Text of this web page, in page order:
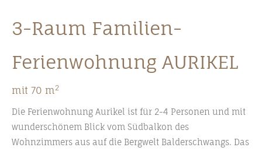
3-Raum Familien-
Ferienwohnung AURIKEL
mit 70 m2
Die Ferienwohnung Aurikel ist für 2-4 Personen und mit
wunderschönem Blick vom Südbalkon des
Wohnzimmers aus auf die Bergwelt Balderschwangs. Das